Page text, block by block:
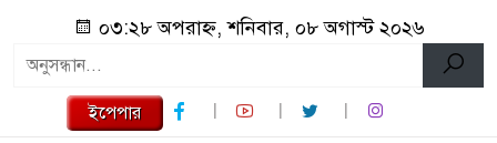
০৩:২৮ অপরাহ্ন, শনিবার, ০৮ অগাস্ট ২০২৬
ইপেপার